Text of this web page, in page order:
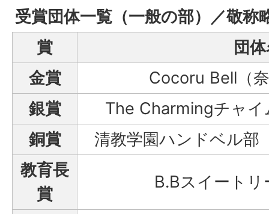
受賞団体一覧（一般の部）／敬称
賞
団
金賞
Cocoru Bell（
銀賞
The Charmingチャイ
銅賞
清教学園ハンドベル部
教育長
賞
B.Bスイートリ